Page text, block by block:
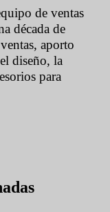
de ventas
década de
aporto
diseño, la
para